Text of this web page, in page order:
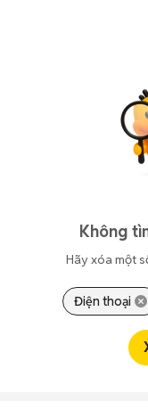
Không
Hãy xóa một
Điện thoại